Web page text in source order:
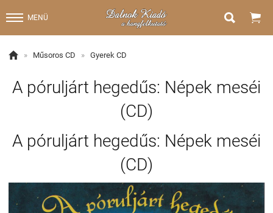
MENÜ  
 » Műsoros CD » Gyerek CD
A póruljárt hegedűs: Népek meséi
(CD)
A póruljárt hegedűs: Népek meséi
(CD)